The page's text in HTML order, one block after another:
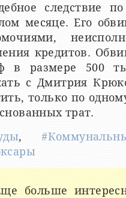
следствие
месяце. Его
кредитов.
в размере 500
с Дмитрия
только по
трат.
,
больше